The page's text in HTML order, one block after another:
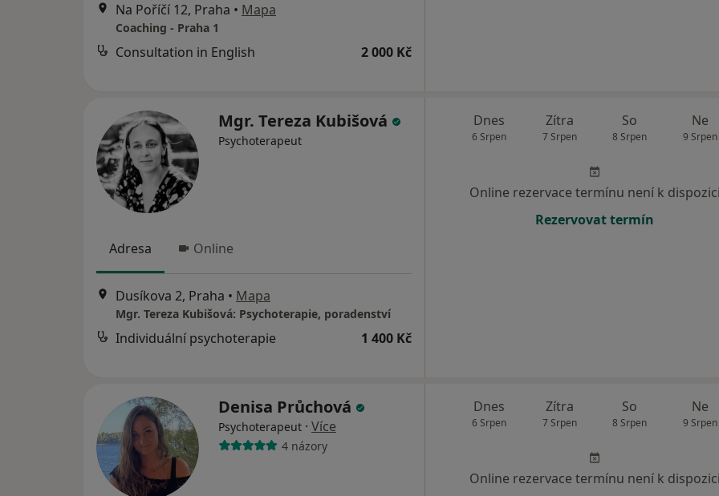
Na Poříčí 12, Praha • Mapa
Coaching - Praha 1
Consultation in English 2 000 Kč
Mgr. Tereza Kubišová
Psychoterapeut
Adresa Online
Dusíkova 2, Praha • Mapa
Mgr. Tereza Kubišová: Psychoterapie, poradenství
Individuální psychoterapie 1 400 Kč
Dnes
6 Srpen
Zítra
7 Srpen
So
8 Srpen
Ne
9 Srpen
Online rezervace termínu není k dispozici
Rezervovat termín
Denisa Průchová
Psychoterapeut · Více
4 názory
Dnes
6 Srpen
Zítra
7 Srpen
So
8 Srpen
Ne
9 Srpen
Online rezervace termínu není k dispozici